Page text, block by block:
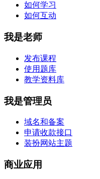
如何学习
如何互动
我是老师
发布课程
使用题库
教学资料库
我是管理员
域名和备案
申请收款接口
装扮网站主题
商业应用